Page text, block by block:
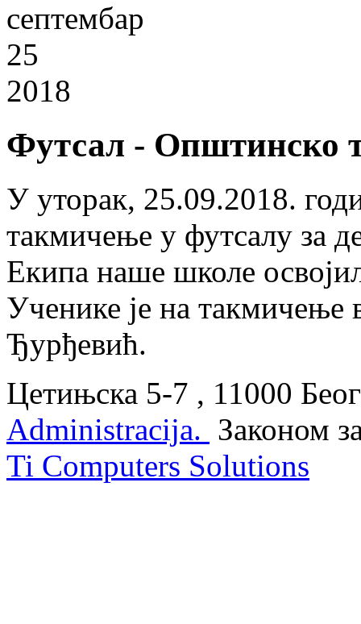
септембар
25
2018
Футсал - Општинско
У уторак, 25.09.2018.
такмичење у футсалу за
Екипа наше школе
Ученике је на такмичење
Ђурђевић.
Цетињска 5-7 , 11000
Administracija. Законом
Ti Computers Solutions